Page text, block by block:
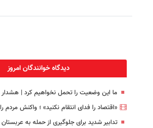
دیدگاه خوانندگان امروز
ما این وضعیت را تحمل نخواهیم کرد | هشدار
«اقتصاد را فدای انتقام نکنید» ؛ واکنش مردم را
تدابیر شدید برای جلوگیری از حمله به عربستان